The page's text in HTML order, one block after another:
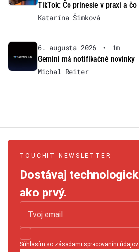
TikTok: Čo prinesie v praxi a čo
Katarína Šimková
6. augusta 2026 •
1m
Gemini má notifikačné novinky
Michal Reiter
TOUCHIT NEWSLETTER
Dostávaj
ako prvý.
Súhlasím so zásadami spracovaním údajov.